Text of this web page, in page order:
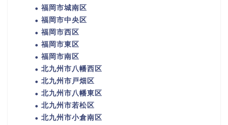
福岡市城南区
福岡市中央区
福岡市西区
福岡市東区
福岡市南区
北九州市八幡西区
北九州市戸畑区
北九州市八幡東区
北九州市若松区
北九州市小倉南区